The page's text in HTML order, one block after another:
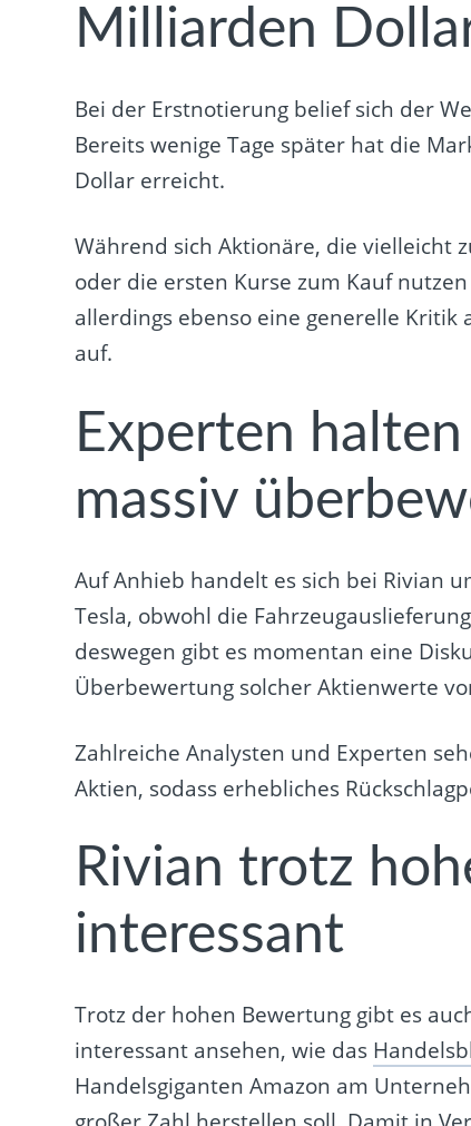
Milliarden
Bei der Erstnotierung belief sich der
Bereits wenige Tage später hat die
Dollar erreicht.
Während sich Aktionäre, die vielleicht
oder die ersten Kurse zum Kauf
allerdings ebenso eine generelle Kritik
auf.
Experten
massiv
Auf Anhieb handelt es sich bei Rivian
Tesla, obwohl die
deswegen gibt es momentan eine
Überbewertung solcher Aktienwerte
Zahlreiche Analysten und Experten
Aktien, sodass erhebliches
Rivian trotz
interessant
Trotz der hohen Bewertung gibt es
interessant ansehen, wie das
Handelsgiganten Amazon am